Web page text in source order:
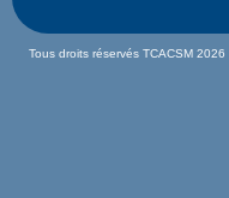
TousdroitsréservésTCACSM2026